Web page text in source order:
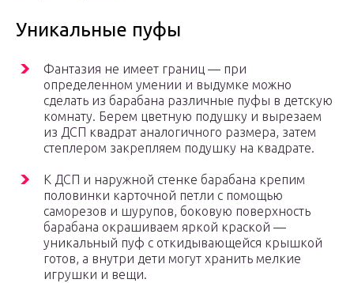
Уникальные пуфы
Фантазия не имеет границ — при
определенном умении и выдумке можно
сделать из барабана различные пуфы в детскую
комнату. Берем цветную подушку и вырезаем
из ДСП квадрат аналогичного размера, затем
степлером закрепляем подушку на квадрате.
К ДСП и наружной стенке барабана крепим
половинки карточной петли с помощью
саморезов и шурупов, боковую поверхность
барабана окрашиваем яркой краской —
уникальный пуф с откидывающейся крышкой
готов, а внутри дети могут хранить мелкие
игрушки и вещи.